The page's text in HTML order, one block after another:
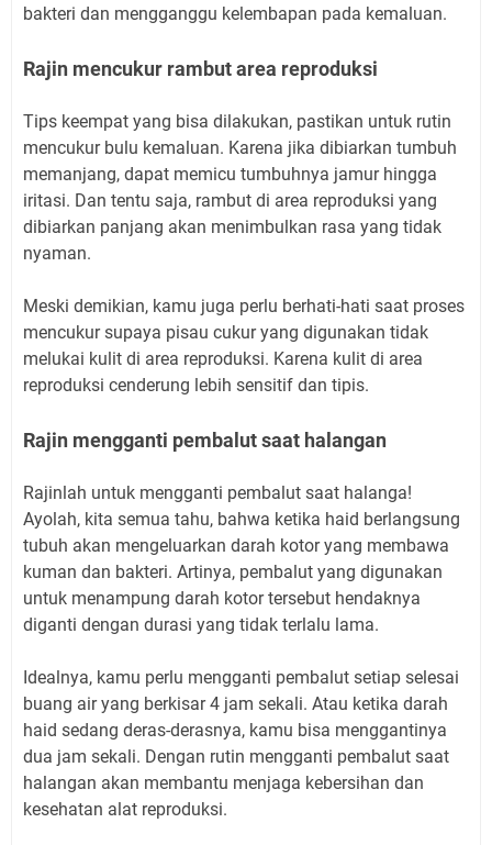
bakteri dan mengganggu kelembapan pada kemaluan.
Rajin mencukur rambut area reproduksi
Tips keempat yang bisa dilakukan, pastikan untuk rutin
mencukur bulu kemaluan. Karena jika dibiarkan tumbuh
memanjang, dapat memicu tumbuhnya jamur hingga
iritasi. Dan tentu saja, rambut di area reproduksi yang
dibiarkan panjang akan menimbulkan rasa yang tidak
nyaman.
Meski demikian, kamu juga perlu berhati-hati saat proses
mencukur supaya pisau cukur yang digunakan tidak
melukai kulit di area reproduksi. Karena kulit di area
reproduksi cenderung lebih sensitif dan tipis.
Rajin mengganti pembalut saat halangan
Rajinlah untuk mengganti pembalut saat halanga!
Ayolah, kita semua tahu, bahwa ketika haid berlangsung
tubuh akan mengeluarkan darah kotor yang membawa
kuman dan bakteri. Artinya, pembalut yang digunakan
untuk menampung darah kotor tersebut hendaknya
diganti dengan durasi yang tidak terlalu lama.
Idealnya, kamu perlu mengganti pembalut setiap selesai
buang air yang berkisar 4 jam sekali. Atau ketika darah
haid sedang deras-derasnya, kamu bisa menggantinya
dua jam sekali. Dengan rutin mengganti pembalut saat
halangan akan membantu menjaga kebersihan dan
kesehatan alat reproduksi.